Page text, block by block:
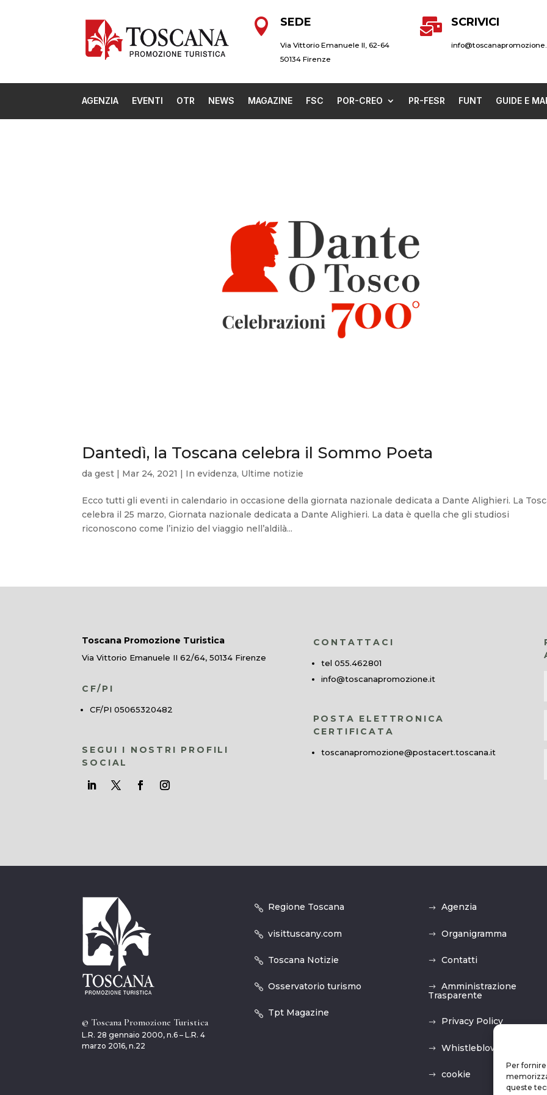
Per
queste
 SEDE
Via Vittorio Emanuele II, 62-64
50134 Firenze
 SCRIVICI
AGENZIA EVENTI OTR NEWS MAGAZINE FSC POR-CREO PR-FESR FUNT GUIDE E
Dantedì, la Toscana celebra il Sommo Poeta
dagest | Mar 24, 2021 | In evidenza, Ultime notizie
Ecco tutti gli eventi in calendario in occasione della giornata nazionale dedicata a Dante Alighieri. La
celebra il 25 marzo, Giornata nazionale dedicata a Dante Alighieri. La data è quella che gli studiosi
riconoscono come l’inizio del viaggio nell’aldilà...
Toscana Promozione Turistica
Via Vittorio Emanuele II 62/64, 50134 Firenze
CF/PI
CF/PI 05065320482
SEGUI I NOSTRI PROFILI
SOCIAL
CONTATTACI
tel 055.462801
info@toscanapromozione.it
POSTA ELETTRONICA
CERTIFICATA
toscanapromozione@postacert.toscana.it
© Toscana Promozione Turistica
L.R. 28 gennaio 2000, n.6 – L.R. 4
marzo 2016, n.22
Regione Toscana
visittuscany.com
Toscana Notizie
Osservatorio turismo
Tpt Magazine
Agenzia
Organigramma
Contatti
Amministrazione
Trasparente
Privacy Policy
Whistleblowing
cookie